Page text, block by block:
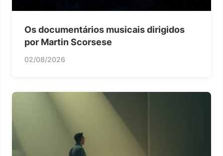
Os documentários musicais dirigidos
por Martin Scorsese
02/08/2026